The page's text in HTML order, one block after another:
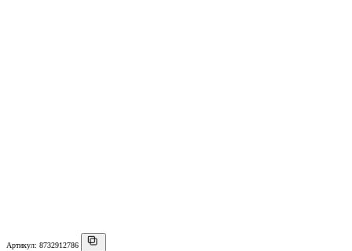
Артикул: 8732912786